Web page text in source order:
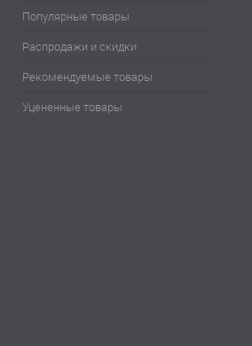
Популярные товары
Распродажи и скидки
Рекомендуемые товары
Уцененные товары